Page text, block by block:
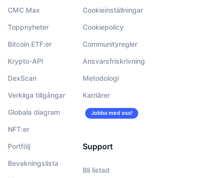
CMC Max
Toppnyheter
Bitcoin ETF:er
Krypto-API
DexScan
Verkliga tillgångar
Globala diagram
NFT:er
Portfölj
Bevakningslista
Cookieinställningar
Cookiepolicy
Communityregler
Ansvarsfriskrivning
Metodologi
Karriärer
Jobba med oss!
Support
Bli listad